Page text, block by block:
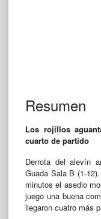
Resumen
Los rojillos
cuarto de partido
Derrota del alevín
Guada Sala B (1-
minutos el asedio
juego una buena
llegaron cuatro más